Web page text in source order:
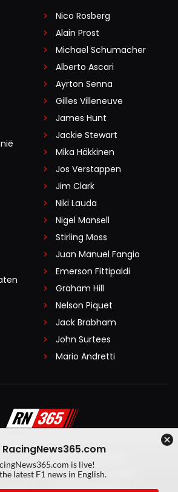
Nico Rosberg
Alain Prost
Michael Schumacher
Alberto Ascari
Ayrton Senna
Gilles Villeneuve
James Hunt
Jackie Stewart
Mika Häkkinen
Jos Verstappen
Jim Clark
Niki Lauda
Nigel Mansell
Stirling Moss
Juan Manuel Fangio
Emerson Fittipaldi
Graham Hill
Nelson Piquet
Jack Brabham
John Surtees
Mario Andretti
Algemene voorwaarden
Created by On Your Marks
Kansspeluitingen
is live!
latest F1 news in English.